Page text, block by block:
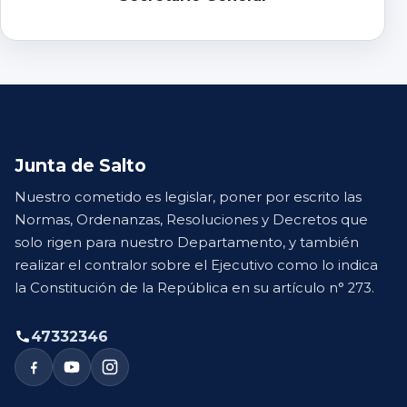
Junta de Salto
Nuestro cometido es legislar, poner por escrito las
Normas, Ordenanzas, Resoluciones y Decretos que
solo rigen para nuestro Departamento, y también
realizar el contralor sobre el Ejecutivo como lo indica
la Constitución de la República en su artículo n° 273.
47332346